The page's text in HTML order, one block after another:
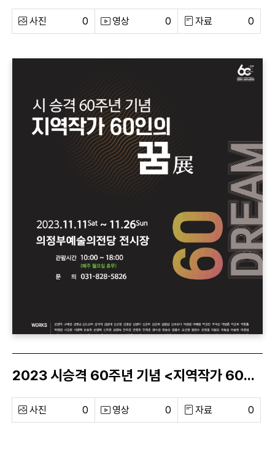
사진 0 영상 0 자료 0
2023 시승격 60주년 기념 <지역작가 60인의 꿈 전>
사진 0 영상 0 자료 0